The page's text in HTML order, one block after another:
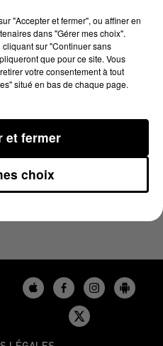
08/06/2026 À 08H00
"Accepter et fermer", ou affiner en
dans "Gérer mes choix".
sur "Continuer sans
que pour ce site. Vous
votre consentement à tout
situé en bas de chaque page.
choix
et fermer